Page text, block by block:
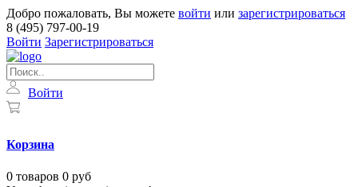
Добро пожаловать, Вы можете войти или зарегистрироваться
8 (495) 797-00-19
Войти Зарегистрироваться
Войти
Корзина
0 товаров 0 руб